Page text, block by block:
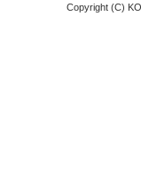
Copyright (C)